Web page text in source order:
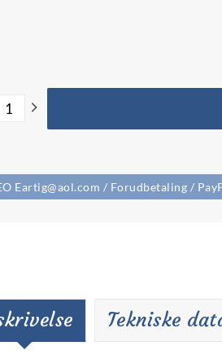
Eartig@aol.com / Forudbetaling /
Tekniske